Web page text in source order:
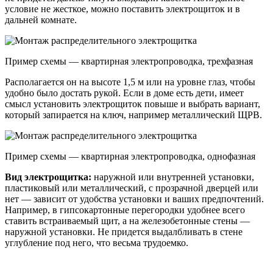
условие не жесткое, можно поставить электрощиток и в
дальней комнате.
Пример схемы — квартирная электропроводка, трехфазная
Располагается он на высоте 1,5 м или на уровне глаз, чтобы
удобно было достать рукой. Если в доме есть дети, имеет
смысл установить электрощиток повыше и выбрать вариант,
который запирается на ключ, например металлический ЩРВ.
Пример схемы — квартирная электропроводка, однофазная
Вид электрощитка: наружной или внутренней установки,
пластиковый или металлический, с прозрачной дверцей или
нет — зависит от удобства установки и ваших предпочтений.
Например, в гипсокартонные перегородки удобнее всего
ставить встраиваемый щит, а на железобетонные стены —
наружной установки. Не придется выдалбливать в стене
углубление под него, что весьма трудоемко.